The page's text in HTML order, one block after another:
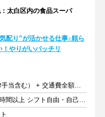
太白区内の食品スーパ
配り”が活かせる仕事♪頼ら
やりがいバッチリ
日給7700円（一律手当含む） + 交通費全額支給
週1日以上 1日6.5時間以上 シフト自由・自己申告